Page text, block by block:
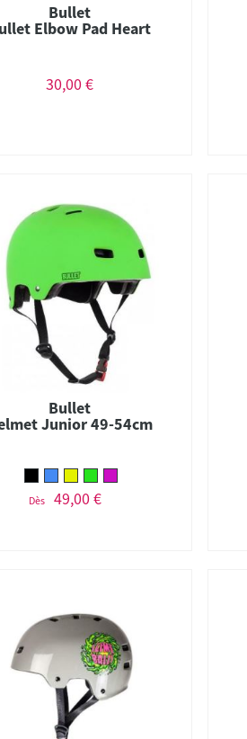
Bullet
Elbow Pad Heart
30,00 €
Bullet
Junior 49-54cm
Dès 49,00 €